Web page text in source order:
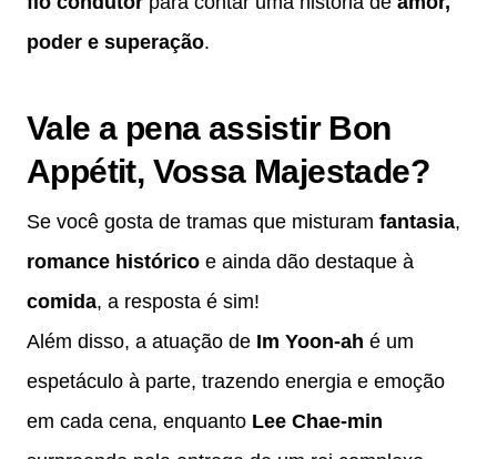
poder e superação.
Vale a pena assistir Bon
Appétit, Vossa Majestade?
Se você gosta de tramas que misturam fantasia,
romance histórico e ainda dão destaque à
comida, a resposta é sim!
Além disso, a atuação de Im Yoon-ah é um
espetáculo à parte, trazendo energia e emoção
em cada cena, enquanto Lee Chae-min